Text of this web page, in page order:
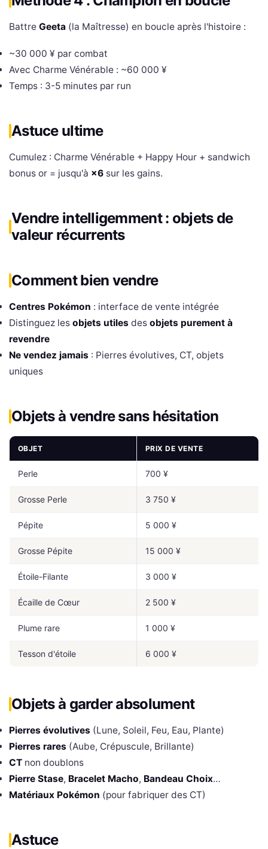
Battre Geeta (la Maîtresse) en boucle après l'histoire :
~30 000 ¥ par combat
Avec Charme Vénérable : ~60 000 ¥
Temps : 3-5 minutes par run
Astuce ultime
Cumulez : Charme Vénérable + Happy Hour + sandwich
bonus or = jusqu'à ×6 sur les gains.
Vendre intelligemment : objets de
valeur récurrents
Comment bien vendre
Centres Pokémon : interface de vente intégrée
Distinguez les objets utiles des objets purement à
revendre
Ne vendez jamais : Pierres évolutives, CT, objets
uniques
Objets à vendre sans hésitation
OBJET PRIX DE VENTE
Perle 700 ¥
Grosse Perle 3 750 ¥
Pépite 5 000 ¥
Grosse Pépite 15 000 ¥
Étoile-Filante 3 000 ¥
Écaille de Cœur 2 500 ¥
Plume rare 1 000 ¥
Tesson d'étoile 6 000 ¥
Objets à garder absolument
Pierres évolutives (Lune, Soleil, Feu, Eau, Plante)
Pierres rares (Aube, Crépuscule, Brillante)
CT non doublons
Pierre Stase, Bracelet Macho, Bandeau Choix…
Matériaux Pokémon (pour fabriquer des CT)
Astuce